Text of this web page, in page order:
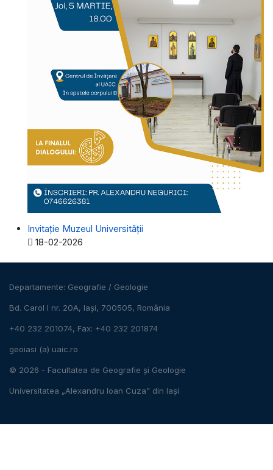
Invitație Muzeul Universității
Detalii
18-02-2026
Departamente: Geografie / Geologie
Bd. Carol I nr. 20A, Iași, 700505, România
+40 232 201074, Fax: +40 232 201874
geoiasi (a) uaic.ro
© 2026 - Facultatea de Geografie și Geologie
Universitatea „Alexandru Ioan Cuza” din Iași